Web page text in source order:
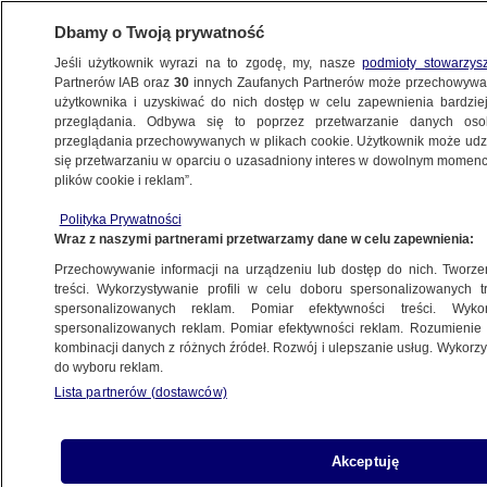
ŚWIAT
na Litwę
7.02.2022, 17:55
Udostępnij
Minister obrony Christine Lambrecht
Litwę 350 kolejnych żołnierzy. Wzmocnią oni
Dbamy o Twoją prywatność
Jeśli użytkownik wyrazi na to zgodę, my, naszepodmioty
Partnerów IAB oraz30 innych Zaufanych Partnerów może
użytkownika i uzyskiwać do nich dostęp w celu zapewnienia
przeglądania. Odbywa się to poprzez przetwarzanie danych
przeglądania przechowywanych w plikach cookie. Użytkownik może
się przetwarzaniu w oparciu o uzasadniony interes w dowolnym
plików cookie i reklam”.
Polityka Prywatności
Wraz z naszymi partnerami przetwarzamy dane w celu zapewnienia:
Przechowywanie informacji na urządzeniu lub dostęp do nich.
treści. Wykorzystywanie profili w celu doboru spersonalizowanych
spersonalizowanych reklam. Pomiar efektywności treści.
spersonalizowanych reklam. Pomiar efektywności reklam.
kombinacji danych z różnych źródeł. Rozwój i ulepszanie usług.
do wyboru reklam.
Lista partnerów (dostawców)
Akceptuję